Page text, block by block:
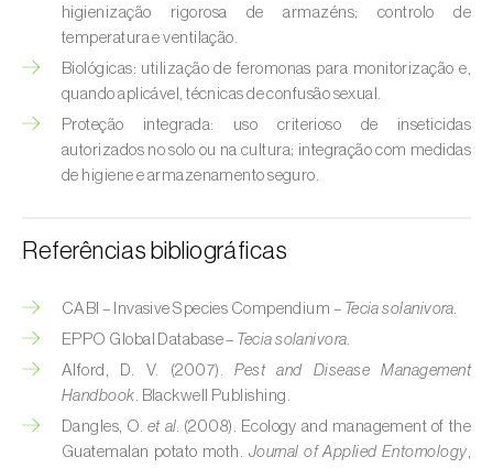
Broca-dos-ramos-do-pessegueiro (
lineatella)
suppressalis
Broca-pequena-do-tomateiro
Broca-vermelha (Cossus cossus
Burgo-da-azinheira (Tortrix viridana)
Cigarrinha-espumadora (
Philaenus
spumarius
Cigarrinhas (Jacobiasca lybica, Scaphoideus
titanus e Empoasca spp.)
higienização rigorosa de armazéns; controlo de
temperatura e ventilação.
Biológicas: utilização de feromonas para monitorização e,
quando aplicável, técnicas de confusão sexual.
Proteção integrada: uso criterioso de inseticidas
autorizados no solo ou na cultura; integração com medidas
de higiene e armazenamento seguro.
Referências bibliográficas
CABI – Invasive Species Compendium – Tecia solanivora.
EPPO Global Database – Tecia solanivora.
Alford, D. V. (2007).Pest and Disease Management
Handbook . Blackwell Publishing.
Dangles, O.et al. (2008). Ecology and management of the
Guatemalan potato moth. Journal of Applied Entomology